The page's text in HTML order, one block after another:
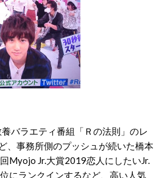
バラエティ番組「Ｒの法則」のレ
、事務所側のプッシュが続いた橋本
Myojo Jr.大賞2019恋人にしたいJr.
にランクインするなど、高い人気